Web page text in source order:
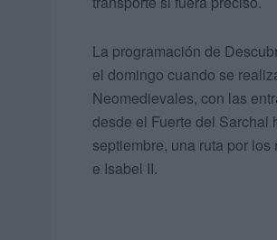
La programación de
el domingo cuando se
Neomedievales, con las
desde el Fuerte del Sarchal
septiembre, una ruta por
e Isabel II.